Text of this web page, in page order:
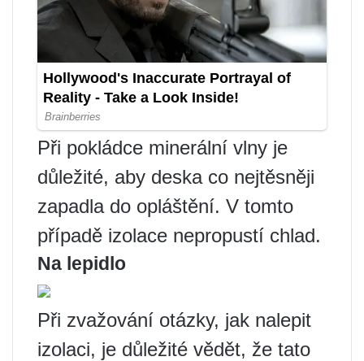
Při pokládce minerální vlny je
důležité, aby deska co nejtěsněji
zapadla do opláštění. V tomto
případě izolace nepropustí chlad.
Na lepidlo
Při zvažování otázky, jak nalepit
izolaci, je důležité vědět, že tato